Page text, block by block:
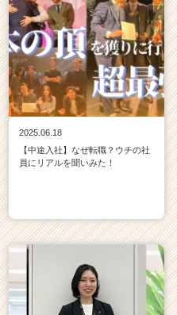
2025.06.18
【中途入社】なぜ転職？ウチの社
員にリアルを聞いみた！